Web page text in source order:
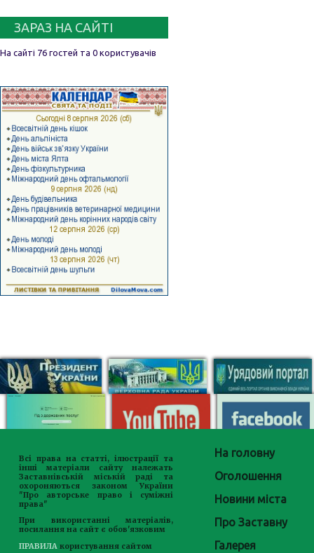
ЗАРАЗ НА САЙТІ
На сайті 76 гостей та 0 користувачів
Всі права на статті, ілюстрації та
інші матеріали сайту належать
Заставнівській міській раді та
охороняються законом України
"Про авторське право і суміжні
права"
При використанні матеріалів,
посилання на сайт є обов'язковим
ПРАВИЛА користування сайтом
На головну
Оголошення
Новини міста
Про Заставну
Галерея